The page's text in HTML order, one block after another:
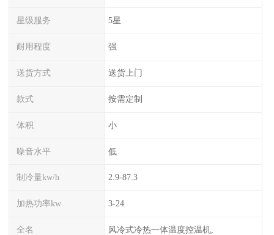
星级服务 5星
耐用程度 强
送货方式 送货上门
款式 按需定制
体积 小
噪音水平 低
制冷量kw/h 2.9-87.3
加热功率kw 3-24
全名 风冷式冷热一体温度控温机,